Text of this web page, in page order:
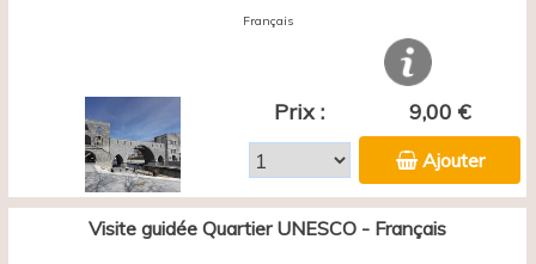
Français
Prix : 9,00 €
Ajouter
Visite guidée Quartier UNESCO - Français